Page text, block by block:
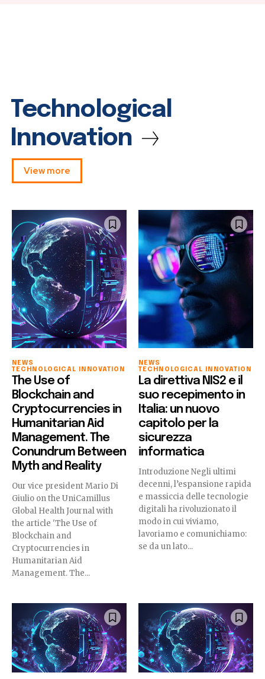
Join our community of
SUBSCRIBERS and be part of the
conversation.
To subscribe, simply enter your email address on our website
or click the subscribe button below. Don't worry, we respect
your privacy and won't spam your inbox. Your information is
safe with us.
SUBSCRIBE
I've read and accept the Privacy Policy.
Followers
32,214
Followers
11,243
Followers
Technological
Innovation
View more
NEWS
TECHNOLOGICAL INNOVATION
The Use of
Blockchain and
Cryptocurrencies in
Humanitarian Aid
Management. The
Conundrum Between
Myth and Reality
Our vice president Mario Di
Giulio on the UniCamillus
Global Health Journal with
the article 'The Use of
Blockchain and
Cryptocurrencies in
Humanitarian Aid
Management. The...
NEWS
TECHNOLOGICAL INNOVATION
La direttiva NIS2 e il
suo recepimento in
Italia: un nuovo
capitolo per la
sicurezza
informatica
Introduzione Negli ultimi
decenni, l’espansione rapida
e massiccia delle tecnologie
digitali ha rivoluzionato il
modo in cui viviamo,
lavoriamo e comunichiamo:
se da un lato...